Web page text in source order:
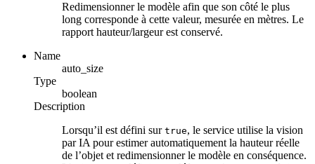
Redimensionner le modèle afin que son côté le plus
long corresponde à cette valeur, mesurée en mètres. Le
rapport hauteur/largeur est conservé.
Name
auto_size
Type
boolean
Description
Lorsqu’il est défini sur true, le service utilise la vision
par IA pour estimer automatiquement la hauteur réelle
de l’objet et redimensionner le modèle en conséquence.